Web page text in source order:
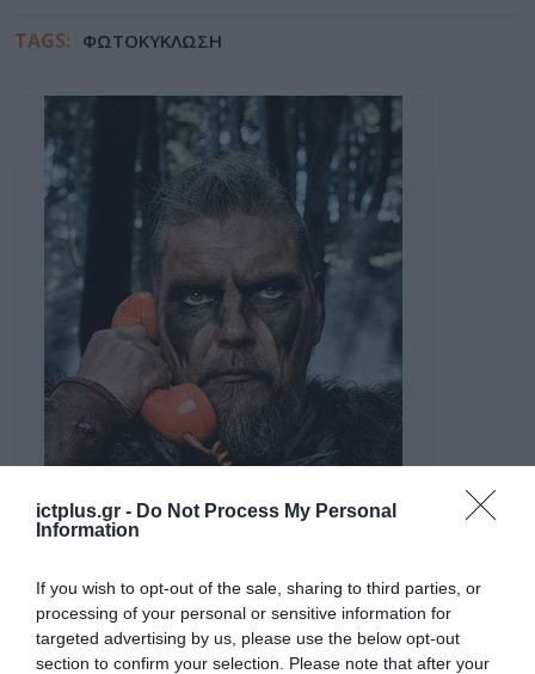
ictplus.gr - Do Not Process My Personal
Information
If you wish to opt-out of the sale, sharing to third parties, or
processing of your personal or sensitive information for
targeted advertising by us, please use the below opt-out
section to confirm your selection. Please note that after your
TAGS: ΦΩΤΟΚΥΚΛΩΣΗ